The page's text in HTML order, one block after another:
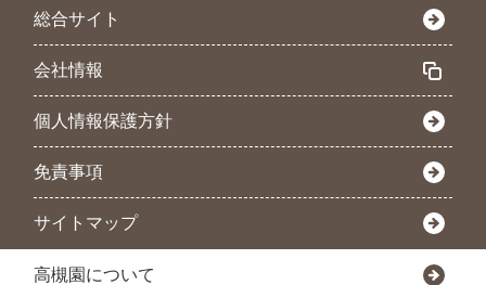
総合サイト
会社情報
個人情報保護方針
免責事項
サイトマップ
高槻園について